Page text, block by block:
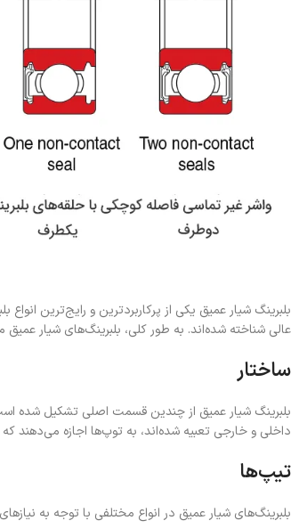
بلبرینگ شیار عمیق یکی از پرکاربردترین و رایج‌ترین
عالی شناخته شده‌اند. به طور کلی، بلبرینگ‌های شیار
ساختار
بلبرینگ شیار عمیق از چندین قسمت اصلی تشکیل شده
داخلی و خارجی تعبیه شده‌اند، به توپ‌ها اجازه می‌دهند
تیپ‌ها
بلبرینگ‌های شیار عمیق در انواع مختلفی با توجه به